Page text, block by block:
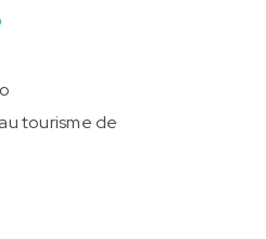
tourisme de